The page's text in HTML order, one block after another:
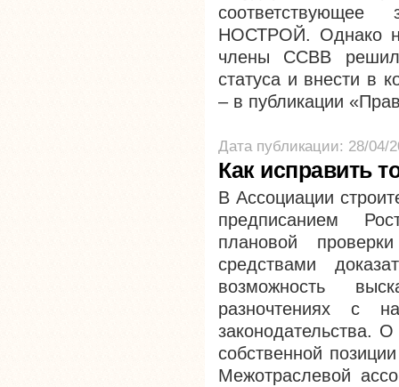
НОСТРОЙ. Однако
члены ССВВ
статуса и внести в
– в публикации
Дата публикации: 28/04/
Как исправить
В Ассоциации
предписанием
плановой
средствами
возможность
разночтениях с
законодательства.
собственной
Межотраслевой